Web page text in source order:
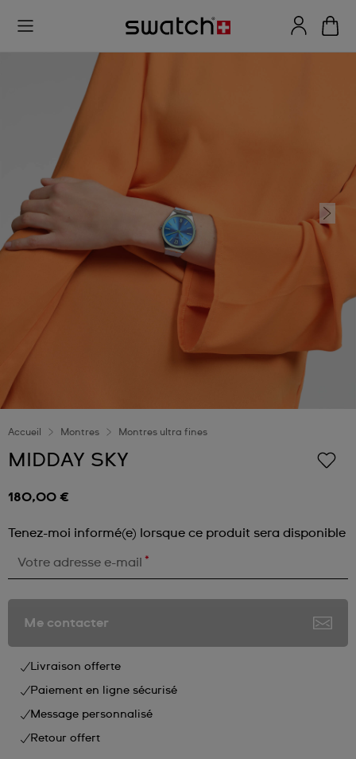
Accueil Montres Montres ultra fines
MIDDAY SKY
180,00 €
Tenez-moi informé(e) lorsque ce produit sera disponible
Votre adresse e-mail *
Me contacter
Livraison offerte
Paiement en ligne sécurisé
Message personnalisé
Retour offert